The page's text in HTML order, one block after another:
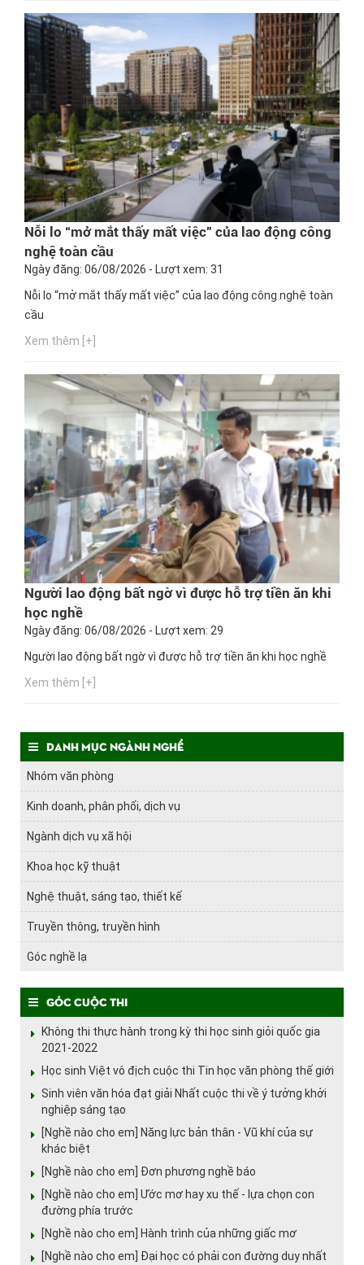
Nỗi lo “mở mắt thấy mất việc” của lao động công
nghệ toàn cầu
Ngày đăng: 06/08/2026 - Lượt xem: 31
Nỗi lo “mở mắt thấy mất việc” của lao động công nghệ toàn
cầu
Xem thêm [+]
Người lao động bất ngờ vì được hỗ trợ tiền ăn khi
học nghề
Ngày đăng: 06/08/2026 - Lượt xem: 29
Người lao động bất ngờ vì được hỗ trợ tiền ăn khi học nghề
Xem thêm [+]
Danh mục ngành nghề
Nhóm văn phòng
Kinh doanh, phân phối, dịch vụ
Ngành dịch vụ xã hội
Khoa học kỹ thuật
Nghệ thuật, sáng tạo, thiết kế
Truyền thông, truyền hình
Góc nghề lạ
Góc cuộc thi
Không thi thực hành trong kỳ thi học sinh giỏi quốc gia
2021-2022
Học sinh Việt vô địch cuộc thi Tin học văn phòng thế giới
Sinh viên văn hóa đạt giải Nhất cuộc thi về ý tưởng khởi
nghiệp sáng tạo
[Nghề nào cho em] Năng lực bản thân - Vũ khí của sự
khác biệt
[Nghề nào cho em] Đơn phương nghề báo
[Nghề nào cho em] Ước mơ hay xu thế - lựa chọn con
đường phía trước
[Nghề nào cho em] Hành trình của những giấc mơ
[Nghề nào cho em] Đại học có phải con đường duy nhất